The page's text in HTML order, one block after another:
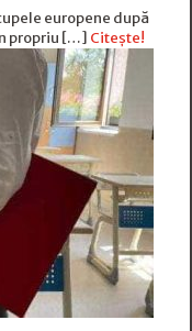
europene după
propriu […] Citește!